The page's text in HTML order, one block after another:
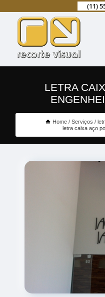
(11)
LETRA
Home Serviços
letra caixa aço